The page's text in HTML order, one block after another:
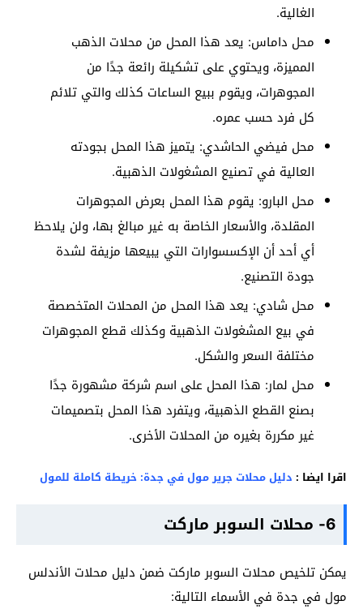
الغالية.
محل داماس: يعد هذا المحل من محلات الذهب
المميزة، ويحتوي على تشكيلة رائعة جدًا من
المجوهرات، ويقوم ببيع الساعات كذلك والتي تلائم
كل فرد حسب عمره.
محل فيضي الحاشدي: يتميز هذا المحل بجودته
العالية في تصنيع المشغولات الذهبية.
محل البارو: يقوم هذا المحل بعرض المجوهرات
المقلدة، والأسعار الخاصة به غير مبالغ بها، ولن يلاحظ
أي أحد أن الإكسسوارات التي يبيعها مزيفة لشدة
جودة التصنيع.
محل شادي: يعد هذا المحل من المحلات المتخصصة
في بيع المشغولات الذهبية وكذلك قطع المجوهرات
مختلفة السعر والشكل.
محل لمار: هذا المحل على اسم شركة مشهورة جدًا
بصنع القطع الذهبية، ويتفرد هذا المحل بتصميمات
غير مكررة بغيره من المحلات الأخرى.
اقرا ايضا : دليل محلات جرير مول في جدة: خريطة كاملة للمول
6- محلات السوبر ماركت
يمكن تلخيص محلات السوبر ماركت ضمن دليل محلات الأندلس
مول في جدة في الأسماء التالية: